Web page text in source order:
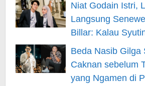
Niat Godain Istri,
Langsung
Billar: Kalau
– Berita Hiburan
Beda Nasib Gilga
Caknan sebelum
yang Ngamen di